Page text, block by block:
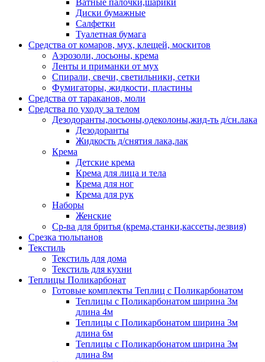
Ватные палочки,шарики
Диски бумажные
Салфетки
Туалетная бумага
Средства от комаров, мух, клещей, москитов
Аэрозоли, лосьоны, крема
Ленты и приманки от мух
Спирали, свечи, светильники, сетки
Фумигаторы, жидкости, пластины
Средства от тараканов, моли
Средства по уходу за телом
Дезодоранты,лосьоны,одеколоны,жид-ть д/сн.лака
Дезодоранты
Жидкость д/снятия лака,лак
Крема
Детские крема
Крема для лица и тела
Крема для ног
Крема для рук
Наборы
Женские
Ср-ва для бритья (крема,станки,кассеты,лезвия)
Срезка тюльпанов
Текстиль
Текстиль для дома
Текстиль для кухни
Теплицы Поликарбонат
Готовые комплекты Теплиц с Поликарбонатом
Теплицы с Поликарбонатом ширина 3м
длина 4м
Теплицы с Поликарбонатом ширина 3м
длина 6м
Теплицы с Поликарбонатом ширина 3м
длина 8м